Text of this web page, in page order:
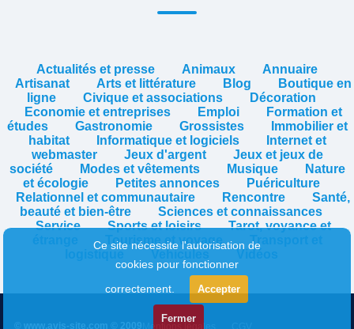
Actualités et presse Animaux
Annuaire
Artisanat
Arts et littérature Blog
Boutique en
ligne
Civique et associations
Décoration
Economie et entreprises
Emploi
Formation et
études
Gastronomie Grossistes
Immobilier et
habitat
Informatique et logiciels
Internet et
webmaster
Jeux d'argent
Jeux et jeux de
société
Modes et vêtements Musique
Nature
et écologie
Petites annonces
Puériculture
Relationnel et communautaire
Rencontre
Santé,
beauté et bien-être
Sciences et connaissances
Service
Sports et loisirs
Tarot, voyance et
Tourisme et voyage
Transport et
© www.avis-site.com © 2009
Ce site nécessite l'autorisation de
cookies pour fonctionner
correctement.
Accepter
Fermer